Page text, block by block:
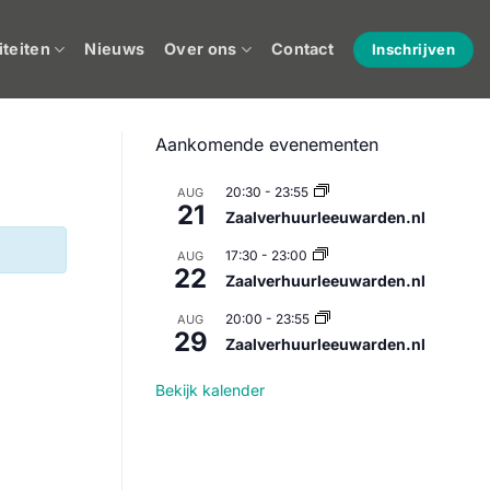
Nieuws Over ons Contact Inschrijven
Aankomende evenementen
AUG
21
20:30 - 23:55
Zaalverhuurleeuwarden.nl
AUG
22
17:30 - 23:00
Zaalverhuurleeuwarden.nl
AUG
29
20:00 - 23:55
Zaalverhuurleeuwarden.nl
Bekijk kalender